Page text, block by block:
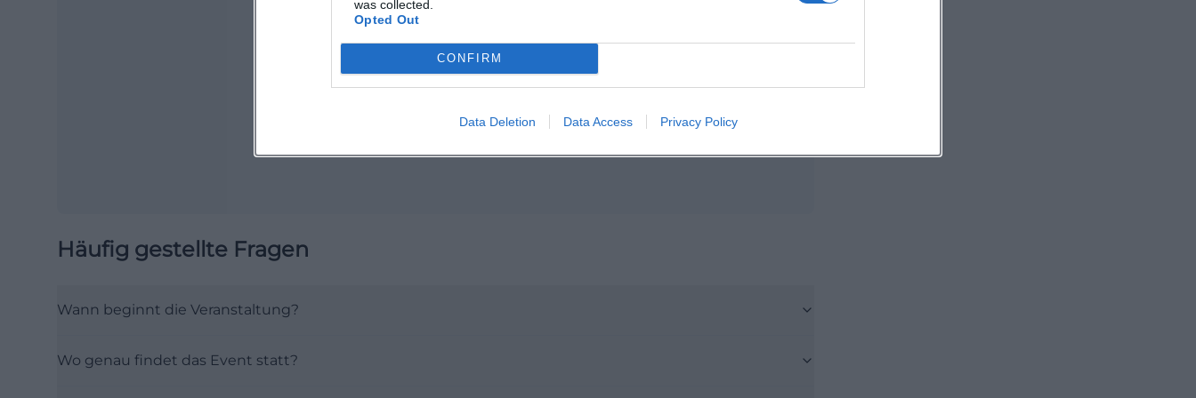
was collected.
Opted Out
CONFIRM
Data Deletion Data Access Privacy Policy
Map unavailable
Häufig gestellte Fragen
Wann beginnt die Veranstaltung?
Wo genau findet das Event statt?